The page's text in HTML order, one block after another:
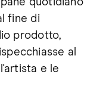
fine di
prodotto,
al
e le